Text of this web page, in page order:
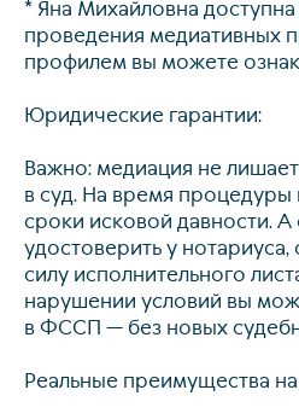
* Яна Михайловна доступна
проведения медиативных
профилем вы можете
Юридические гарантии:
Важно: медиация не
в суд. На время процедуры
сроки исковой давности.
удостоверить у
силу исполнительного
нарушении условий вы
в ФССП — без новых
Реальные преимущества